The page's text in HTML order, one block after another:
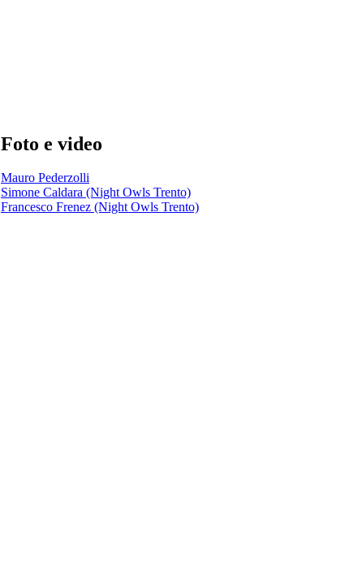
Foto e video
Mauro Pederzolli
Simone Caldara (Night Owls Trento)
Francesco Frenez (Night Owls Trento)